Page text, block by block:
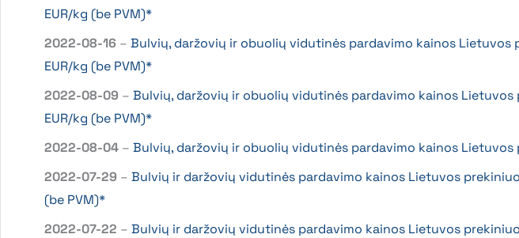
EUR/kg (be PVM)*
2022-08-16 – Bulvių, daržovių ir obuolių vidutinės pardavimo kainos Lietuvos
EUR/kg (be PVM)*
2022-08-09 – Bulvių, daržovių ir obuolių vidutinės pardavimo kainos
EUR/kg (be PVM)*
2022-08-04 – Bulvių, daržovių ir obuolių vidutinės pardavimo kainos Lietuvos
2022-07-29 – Bulvių ir daržovių vidutinės pardavimo kainos Lietuvos
(be PVM)*
2022-07-22 – Bulvių ir daržovių vidutinės pardavimo kainos Lietuvos